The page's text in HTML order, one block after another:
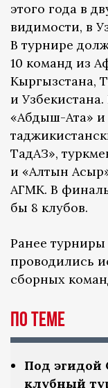
этого года в
видимости, в
В турнире
10 команд из
Кыргызстана,
и
«Абдыш-Ата»
ТадАЗ»,
и «Алтын
АГМК. В
бы 8 клубов.
Ранее турниры
проводились
сборных
По теме
Под эгидой
клубный